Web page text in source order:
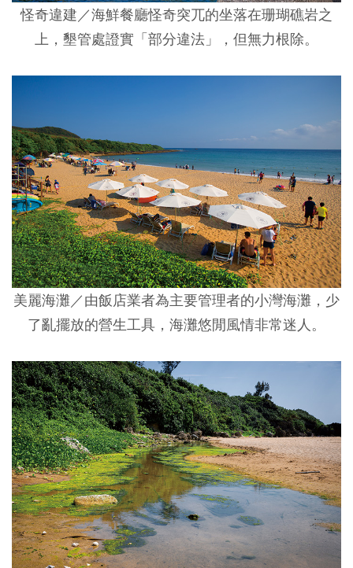
怪奇違建／海鮮餐廳怪奇突兀的坐落在珊瑚礁岩之
上，墾管處證實「部分違法」，但無力根除。
美麗海灘／由飯店業者為主要管理者的小灣海灘，少
了亂擺放的營生工具，海灘悠閒風情非常迷人。